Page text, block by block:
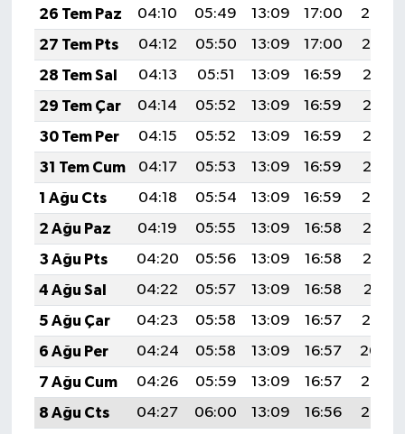
26 Tem Paz
04:10 05:49 13:09 17:00
20:20
27 Tem Pts
04:12 05:50 13:09 17:00
20:19
28 Tem Sal
04:13 05:51 13:09 16:59
20:18
29 Tem Çar
04:14 05:52 13:09 16:59
20:17
30 Tem Per
04:15 05:52 13:09 16:59
20:16
31 Tem Cum
04:17 05:53 13:09 16:59
20:15
1 Ağu Cts
04:18 05:54 13:09 16:59
20:14
2 Ağu Paz
04:19 05:55 13:09 16:58
20:13
3 Ağu Pts
04:20 05:56 13:09 16:58
20:12
4 Ağu Sal
04:22 05:57 13:09 16:58
20:11
5 Ağu Çar
04:23 05:58 13:09 16:57
20:10
6 Ağu Per
04:24 05:58 13:09 16:57
20:09
7 Ağu Cum
04:26 05:59 13:09 16:57
20:08
8 Ağu Cts
04:27 06:00 13:09 16:56
20:07